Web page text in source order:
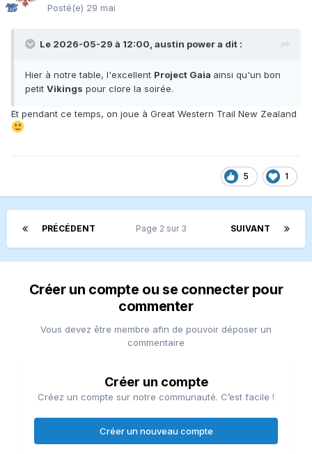
Posté(e) 29 mai
Le 2026-05-29 à 12:00, austin powera dit :
Hier à notre table, l'excellent Project Gaia ainsi qu'un bon
petit Vikings pour clore la soirée.
Et pendant ce temps, on joue à Great Western Trail New Zealand
5 1
PRÉCÉDENT SUIVANT
Page 2 sur 3
Créer un compte ou se connecter pour
commenter
Vous devez être membre afin de pouvoir déposer un
commentaire
Créer un compte
Créez un compte sur notre communauté. C’est facile !
Créer un nouveau compte